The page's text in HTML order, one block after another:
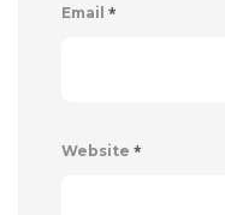
Email *
Website *